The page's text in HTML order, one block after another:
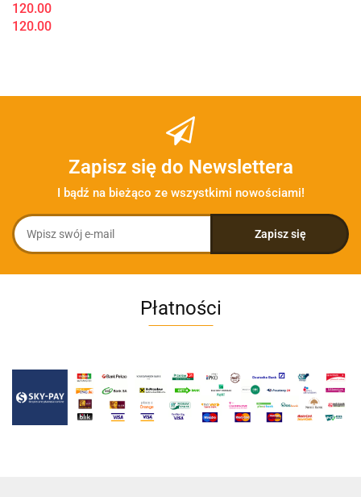
120.00
120.00
Zapisz się do Newslettera
I bądź na bieżąco ze wszystkimi nowościami!
Płatności